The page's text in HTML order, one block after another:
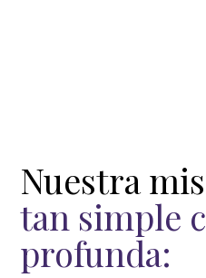
Nuestra
tan simple
profunda: